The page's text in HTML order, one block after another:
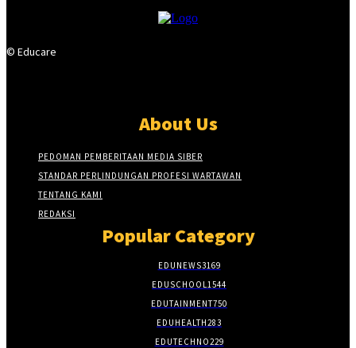
© Educare
About Us
PEDOMAN PEMBERITAAN MEDIA SIBER
STANDAR PERLINDUNGAN PROFESI WARTAWAN
TENTANG KAMI
REDAKSI
Popular Category
EDUNEWS3169
EDUSCHOOL1544
EDUTAINMENT750
EDUHEALTH283
EDUTECHNO229